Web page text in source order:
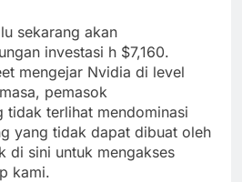
sekarang akan
investasi h $7,160.
mengejar Nvidia di level
pemasok
tidak terlihat mendominasi
yang tidak dapat dibuat oleh
di sini untuk mengakses
kami.